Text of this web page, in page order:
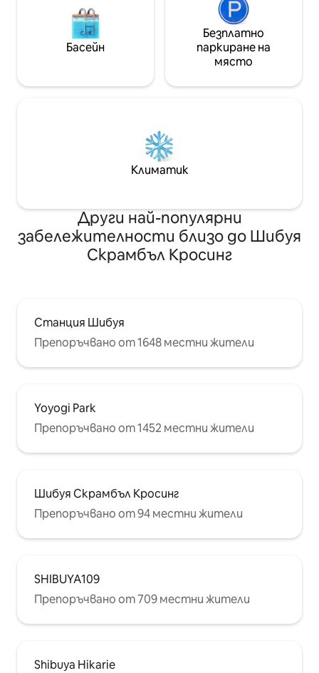
за тяло/четка за зъби Разположение
на■ леглата Спалня 1: 1 екстра
голямо двойно легло Спалня 2: 2
полудвойни легла
Басейн
Безплатно
паркиране на
място
Климатик
Други най-популярни
забележителности близо до Шибуя
Скрамбъл Кросинг
Станция Шибуя
Препоръчвано от 1648 местни жители
Yoyogi Park
Препоръчвано от 1452 местни жители
Шибуя Скрамбъл Кросинг
Препоръчвано от 94 местни жители
SHIBUYA109
Препоръчвано от 709 местни жители
Shibuya Hikarie